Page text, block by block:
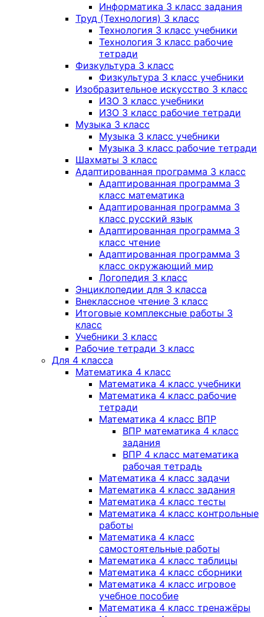
Информатика 3 класс задания
Труд (Технология) 3 класс
Технология 3 класс учебники
Технология 3 класс рабочие
тетради
Физкультура 3 класс
Физкультура 3 класс учебники
Изобразительное искусство 3 класс
ИЗО 3 класс учебники
ИЗО 3 класс рабочие тетради
Музыка 3 класс
Музыка 3 класс учебники
Музыка 3 класс рабочие тетради
Шахматы 3 класс
Адаптированная программа 3 класс
Адаптированная программа 3
класс математика
Адаптированная программа 3
класс русский язык
Адаптированная программа 3
класс чтение
Адаптированная программа 3
класс окружающий мир
Логопедия 3 класс
Энциклопедии для 3 класса
Внеклассное чтение 3 класс
Итоговые комплексные работы 3
класс
Учебники 3 класс
Рабочие тетради 3 класс
Для 4 класса
Математика 4 класс
Математика 4 класс учебники
Математика 4 класс рабочие
тетради
Математика 4 класс ВПР
ВПР математика 4 класс
задания
ВПР 4 класс математика
рабочая тетрадь
Математика 4 класс задачи
Математика 4 класс задания
Математика 4 класс тесты
Математика 4 класс контрольные
работы
Математика 4 класс
самостоятельные работы
Математика 4 класс таблицы
Математика 4 класс сборники
Математика 4 класс игровое
учебное пособие
Математика 4 класс тренажёры